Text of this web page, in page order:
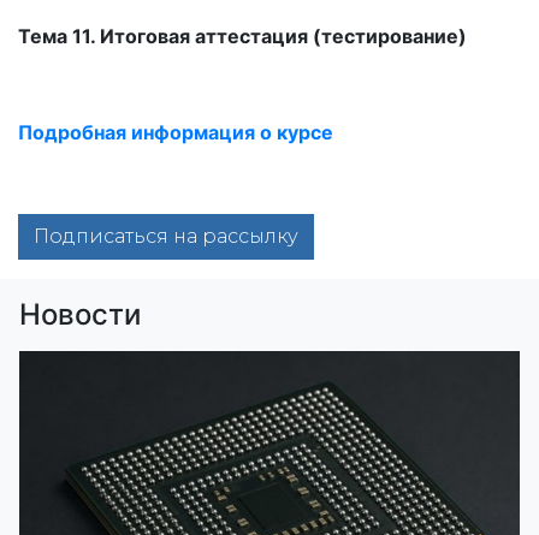
Тема 11. Итоговая аттестация (тестирование)
Подробная информация о курсе
Подписаться на рассылку
Новости